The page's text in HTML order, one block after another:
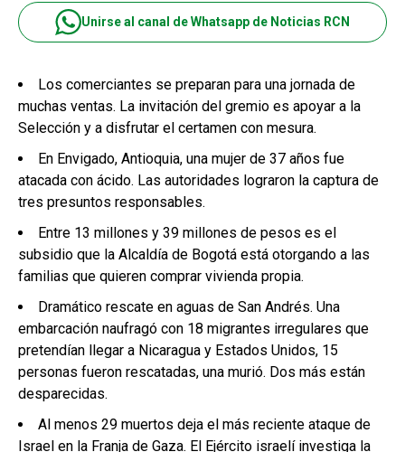
Unirse al canal de Whatsapp de Noticias RCN
Los comerciantes se preparan para una jornada de
muchas ventas. La invitación del gremio es apoyar a la
Selección y a disfrutar el certamen con mesura.
En Envigado, Antioquia, una mujer de 37 años fue
atacada con ácido. Las autoridades lograron la captura de
tres presuntos responsables.
Entre 13 millones y 39 millones de pesos es el
subsidio que la Alcaldía de Bogotá está otorgando a las
familias que quieren comprar vivienda propia.
Dramático rescate en aguas de San Andrés. Una
embarcación naufragó con 18 migrantes irregulares que
pretendían llegar a Nicaragua y Estados Unidos, 15
personas fueron rescatadas, una murió. Dos más están
desparecidas.
Al menos 29 muertos deja el más reciente ataque de
Israel en la Franja de Gaza. El Ejército israelí investiga la